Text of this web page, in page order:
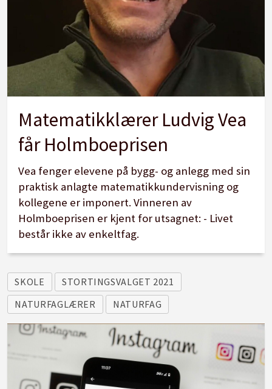
Matematikklærer Ludvig Vea
får Holmboeprisen
Vea fenger elevene på bygg- og anlegg med sin
praktisk anlagte matematikkundervisning og
kollegene er imponert. Vinneren av
Holmboeprisen er kjent for utsagnet: - Livet
består ikke av enkeltfag.
SKOLE
STORTINGSVALGET 2021
NATURFAGLÆRER
NATURFAG